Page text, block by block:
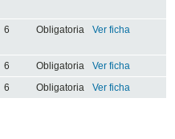
6 Obligatoria Ver ficha
6 Obligatoria
Ver ficha
6 Obligatoria Ver ficha